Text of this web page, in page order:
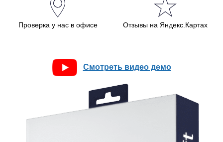
Проверка у нас в офисе Отзывы на Яндекс.Картах
Смотреть видео демо